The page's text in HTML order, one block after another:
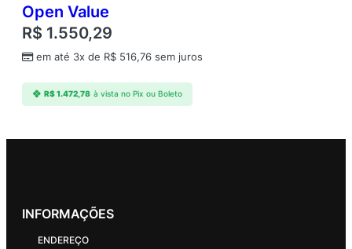
Open Value
R$ 1.550,29
em até 3x de R$ 516,76 sem juros
R$1.472,78 à vista no Pix ou Boleto
INFORMAÇÕES
ENDEREÇO